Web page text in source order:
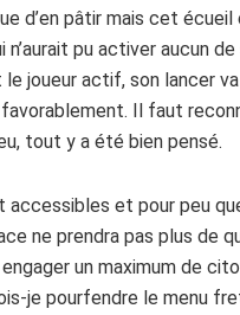
d’en pâtir mais cet
pu activer aucun
le joueur actif, son lancer
Il faut
tout y a été bien pensé.
accessibles et pour peu
ne prendra pas plus de
un maximum de
je pourfendre le menu